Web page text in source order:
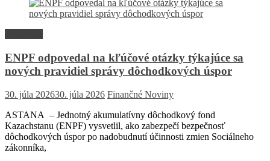
ENPF odpovedal na kľúčové otázky týkajúce sa
nových pravidiel správy dôchodkových úspor
30. júla 202630. júla 2026 Finančné Noviny
ASTANA – Jednotný akumulatívny dôchodkový fond
Kazachstanu (ENPF) vysvetlil, ako zabezpečí bezpečnosť
dôchodkových úspor po nadobudnutí účinnosti zmien Sociálneho
zákonníka,